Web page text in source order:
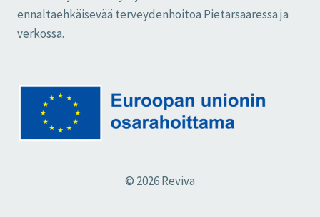
ennaltaehkäisevää terveydenhoitoa Pietarsaaressa ja
verkossa.
© 2026 Reviva